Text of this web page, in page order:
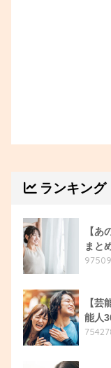
ランキング
【
まと
【
能人